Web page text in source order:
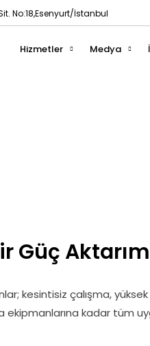
No:18,Esenyurt/İstanbul
Hizmetler Medya
Güç
kesintisiz çalışma,
kadar tüm